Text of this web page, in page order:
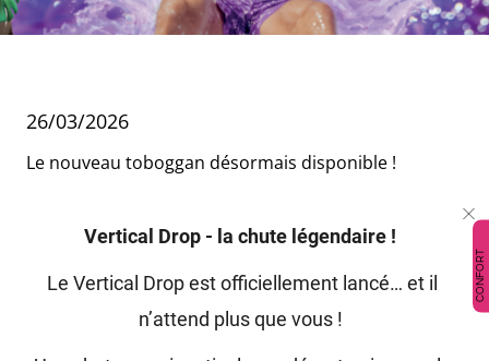
CONFORT
26/03/2026
Le nouveau toboggan désormais disponible !
Vertical Drop - la chute légendaire !
Le Vertical Drop est officiellement lancé… et il
n’attend plus que vous !